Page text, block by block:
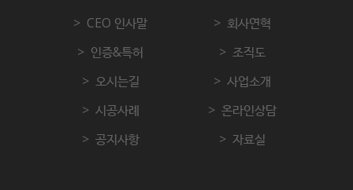
CEO 인사말
회사연혁
인증&특허
조직도
오시는길
사업소개
시공사례
온라인상담
공지사항
자료실